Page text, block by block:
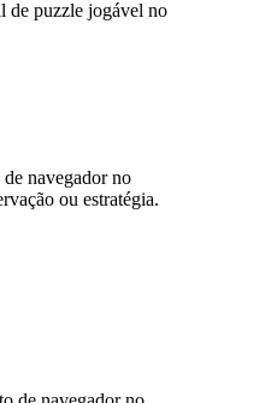
de puzzle jogável no
navegador no
ou estratégia.